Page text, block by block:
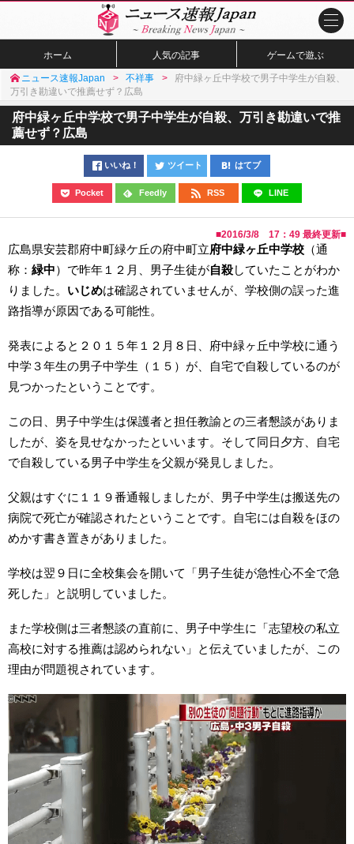
ホーム 人気の記事 ゲームで遊ぶ
ニュース速報Japan 不祥事
府中緑ヶ丘中学校で男子中学生が自殺、
万引き勘違いで推薦せず？広島
府中緑ヶ丘中学校で男子中学生が自殺、万引き勘違いで推
薦せず？広島
いいね！ ツイート はてブ
Pocket Feedly RSS LINE
■2016/3/8 17：49 最終更新■
広島県安芸郡府中町緑ケ丘の府中町立府中緑ヶ丘中学校 （通
称： 緑中）で昨年１２月、男子生徒が自殺していたことがわか
りました。 いじめは確認されていませんが、学校側の誤った進
路指導が原因である可能性。
発表によると２０１５年１２月８日、府中緑ヶ丘中学校に通う
中学３年生の男子中学生（１５）が、自宅で自殺しているのが
見つかったということです。
この日、男子中学生は保護者と担任教諭との三者懇談がありま
したが、姿を見せなかったといいます。そして同日夕方、自宅
で自殺している男子中学生を父親が発見しました。
父親はすぐに１１９番通報しましたが、男子中学生は搬送先の
病院で死亡が確認されたということです。自宅には自殺をほの
めかす書き置きがありました。
学校は翌９日に全校集会を開いて「男子生徒が急性心不全で急
死した」と説明していました。
また学校側は三者懇談の直前に、男子中学生に「志望校の私立
高校に対する推薦は認められない」と伝えていましたが、この
理由が問題視されています。